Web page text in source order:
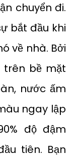
chuyển đi.
bắt đầu khi
về nhà. Bởi
trên bề mặt
nước ấm
ngay lập
độ đậm
tiên. Bạn